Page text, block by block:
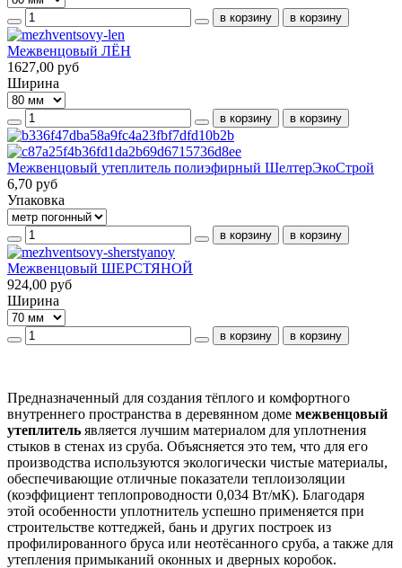
Межвенцовый ЛЁН
1627,00 руб
Ширина
Межвенцовый утеплитель полиэфирный ШелтерЭкоСтрой
6,70 руб
Упаковка
Межвенцовый ШЕРСТЯНОЙ
924,00 руб
Ширина
Предназначенный для создания тёплого и комфортного
внутреннего пространства в деревянном доме межвенцовый
утеплитель является лучшим материалом для уплотнения
стыков в стенах из сруба. Объясняется это тем, что для его
производства используются экологически чистые материалы,
обеспечивающие отличные показатели теплоизоляции
(коэффициент теплопроводности 0,034 Вт/мК). Благодаря
этой особенности уплотнитель успешно применяется при
строительстве коттеджей, бань и других построек из
профилированного бруса или неотёсанного сруба, а также для
утепления примыканий оконных и дверных коробок.